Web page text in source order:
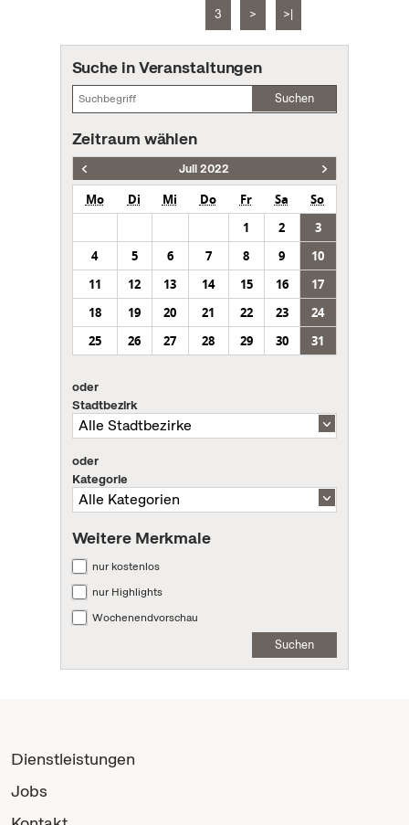
3 > >|
Suche in Veranstaltungen
Suchen
Zeitraum wählen
Juli 2022
Mo Di Mi Do Fr Sa
So
1
2
3
4
5 6 7 8 9
10
11
12 13 14 15 16
17
18
19 20 21 22 23
24
25
26 27 28 29 30 31
oder
Stadtbezirk
oder
Kategorie
Weitere Merkmale
nur kostenlos
nur Highlights
Wochenendvorschau
Suchen
Dienstleistungen
Jobs